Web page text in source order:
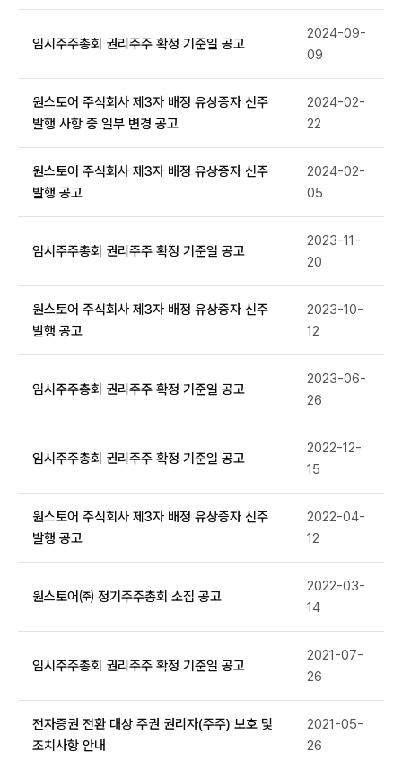
임시주주총회 권리주주 확정 기준일 공고
2024-09-
09
원스토어 주식회사 제3자 배정 유상증자 신주
발행 사항 중 일부 변경 공고
2024-02-
22
원스토어 주식회사 제3자 배정 유상증자 신주
발행 공고
2024-02-
05
임시주주총회 권리주주 확정 기준일 공고
2023-11-
20
원스토어 주식회사 제3자 배정 유상증자 신주
발행 공고
2023-10-
12
임시주주총회 권리주주 확정 기준일 공고
2023-06-
26
임시주주총회 권리주주 확정 기준일 공고
2022-12-
15
원스토어 주식회사 제3자 배정 유상증자 신주
발행 공고
2022-04-
12
원스토어㈜ 정기주주총회 소집 공고
2022-03-
14
임시주주총회 권리주주 확정 기준일 공고
2021-07-
26
전자증권 전환 대상 주권 권리자(주주) 보호 및
조치사항 안내
2021-05-
26